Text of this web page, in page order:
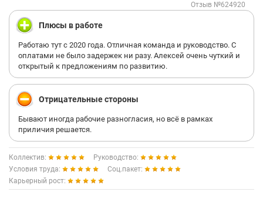
Отзыв №624920
Плюсы в работе
Работаю тут с 2020 года. Отличная команда и руководство. С
оплатами не было задержек ни разу. Алексей очень чуткий и
открытый к предложениям по развитию.
Отрицательные стороны
Бывают иногда рабочие разногласия, но всё в рамках
приличия решается.
Коллектив:
Руководство:
Условия труда:
Соц.пакет:
Карьерный рост: